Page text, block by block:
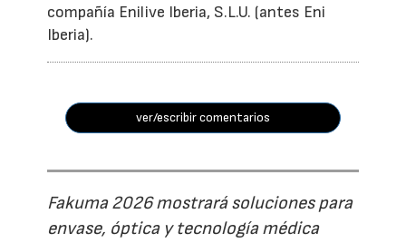
compañía Enilive Iberia, S.L.U. (antes Eni
Iberia).
ver/escribir comentarios
Fakuma 2026 mostrará soluciones para
envase, óptica y tecnología médica